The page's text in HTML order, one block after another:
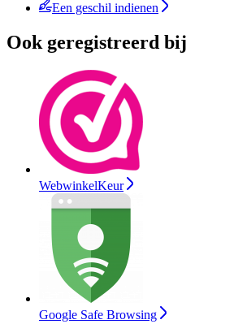
Een geschil indienen
Ook geregistreerd bij
WebwinkelKeur
Google Safe Browsing